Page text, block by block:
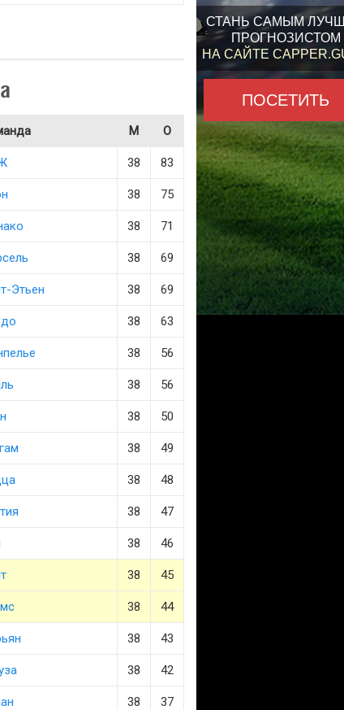
СТАНЬ САМЫМ
ПРОГНОЗИСТОМ
НА САЙТЕ
ПОСЕТИТЬ
М О
38 83
38 75
38 71
38 69
Этьен 38 69
38 63
38 56
38 56
38 50
38 49
38 48
38 47
38 46
38 45
38 44
38 43
38 42
38 37